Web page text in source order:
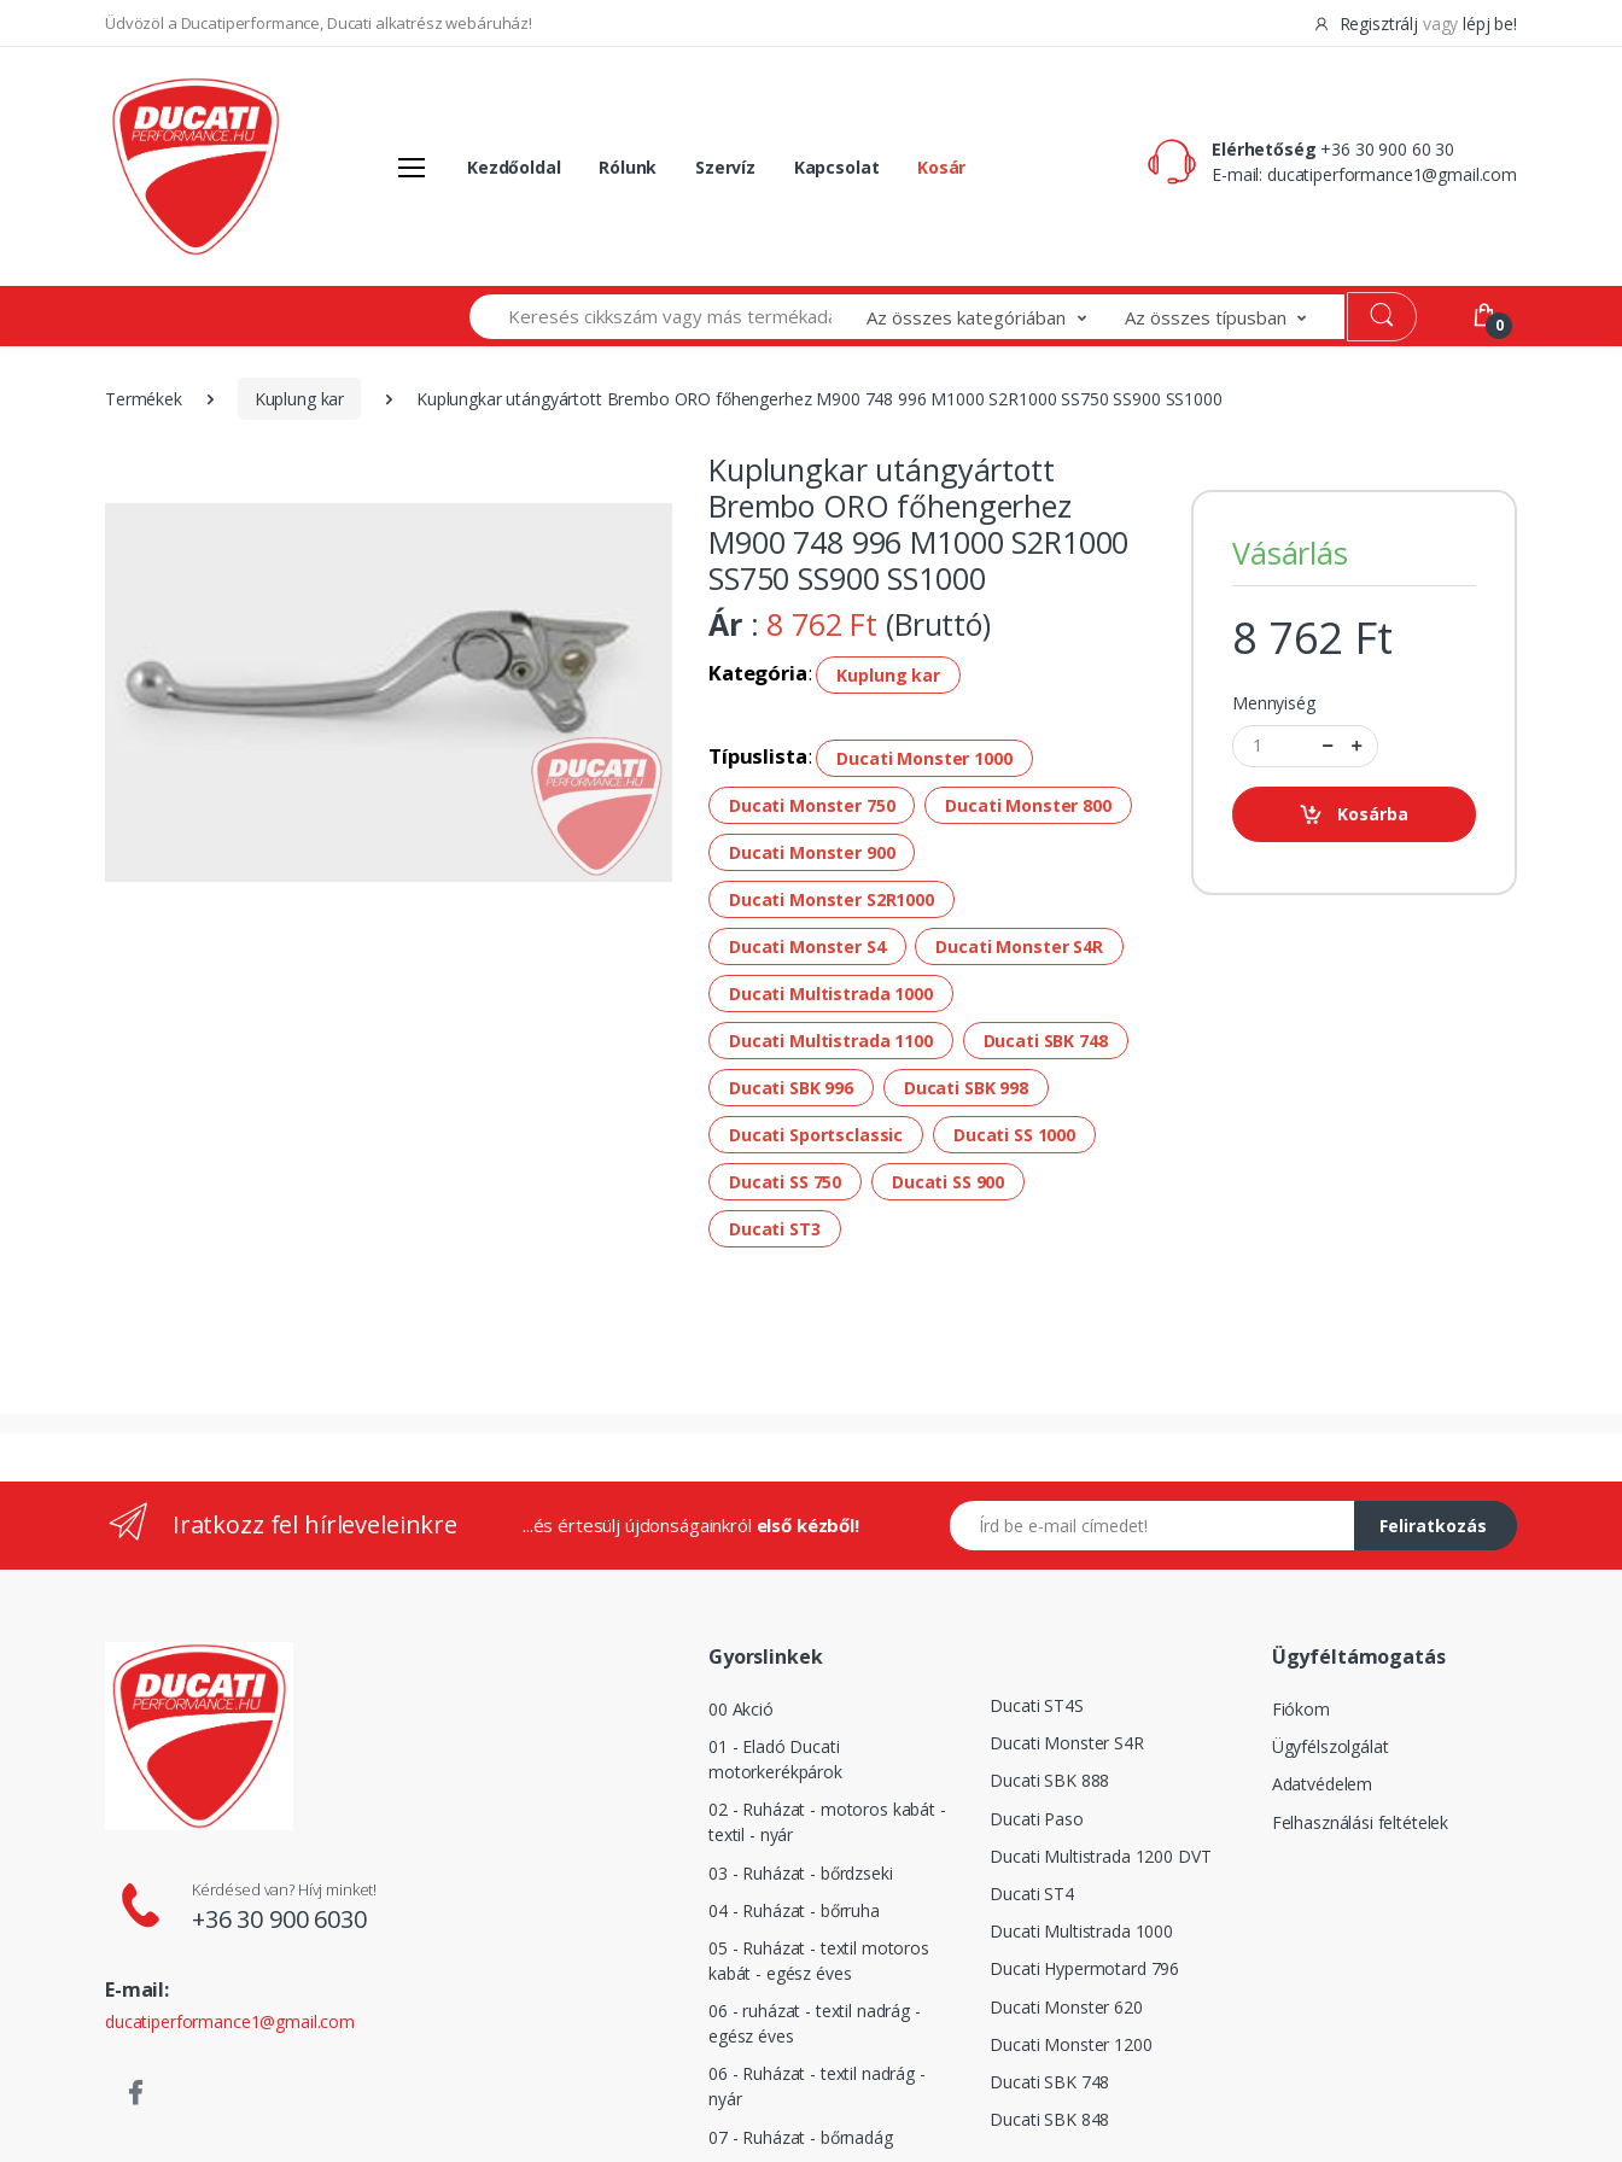
Üdvözöl a Ducatiperformance, Ducati alkatrész webáruház! Regisztrálj vagy lépj be!
Kezdőoldal Rólunk Szervíz Kapcsolat Kosár
Elérhetőség +36 30 900 60 30
E-mail:ducatiperformance1@gmail.com
Search
Az összes kategóriában Az összes típusban 0
Termékek Kuplung kar Kuplungkar utángyártott Brembo ORO főhengerhez M900 748 996 M1000 S2R1000 SS750 SS900 SS1000
Kuplungkar utángyártott
Brembo ORO főhengerhez
M900 748 996 M1000 S2R1000
SS750 SS900 SS1000
Ár : 8 762 Ft (Bruttó)
Kategória: Kuplung kar
Típuslista: Ducati Monster 1000
Ducati Monster 750 Ducati Monster 800
Ducati Monster 900
Ducati Monster S2R1000
Ducati Monster S4 Ducati Monster S4R
Ducati Multistrada 1000
Ducati Multistrada 1100 Ducati SBK 748
Ducati SBK 996 Ducati SBK 998
Ducati Sportsclassic Ducati SS 1000
Ducati SS 750 Ducati SS 900
Ducati ST3
Vásárlás
8 762 Ft
Mennyiség
Kosárba
Iratkozz fel hírleveleinkre ...és értesülj újdonságainkról első kézből!
E-mail címed
Feliratkozás
Kérdésed van? Hívj minket!
+36 30 900 6030
E-mail:
ducatiperformance1@gmail.com
Gyorslinkek
00 Akció
01 - Eladó Ducati
motorkerékpárok
02 - Ruházat - motoros kabát -
textil - nyár
03 - Ruházat - bőrdzseki
04 - Ruházat - bőrruha
05 - Ruházat - textil motoros
kabát - egész éves
06 - ruházat - textil nadrág -
egész éves
06 - Ruházat - textil nadrág -
nyár
07 - Ruházat - bőrnadág
Ducati ST4S
Ducati Monster S4R
Ducati SBK 888
Ducati Paso
Ducati Multistrada 1200 DVT
Ducati ST4
Ducati Multistrada 1000
Ducati Hypermotard 796
Ducati Monster 620
Ducati Monster 1200
Ducati SBK 748
Ducati SBK 848
Ügyféltámogatás
Fiókom
Ügyfélszolgálat
Adatvédelem
Felhasználási feltételek